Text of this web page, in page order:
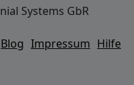
Systems GbR
Blog Impressum Hilfe